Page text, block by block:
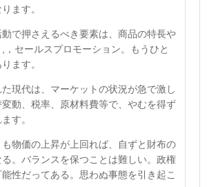
ます。
で押さえるべき要素は、商品の特長や
，セールスプロモーション。
もうひと
ます。
現代は、マーケットの状況が急で激し
変動、税率、原材料費等で、やむを得ず
す。
物価の上昇が上回れば、自ずと財布の
。バランスを保つことは難しい。政権
性だってある。思わぬ事態を引き起こ